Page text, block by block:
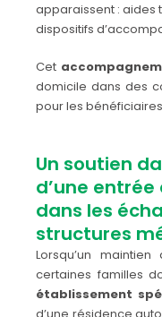
apparaissent : aides
dispositifs
Cet
domicile dans des
pour les
Un soutien
d’une
dans les
structures
Lorsqu’un
certaines familles
établissement